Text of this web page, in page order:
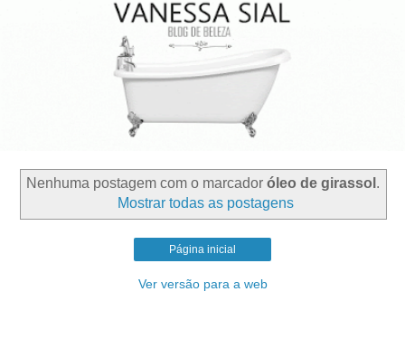
Nenhuma postagem com o marcador óleo de girassol .
Mostrar todas as postagens
Página inicial
Ver versão para a web